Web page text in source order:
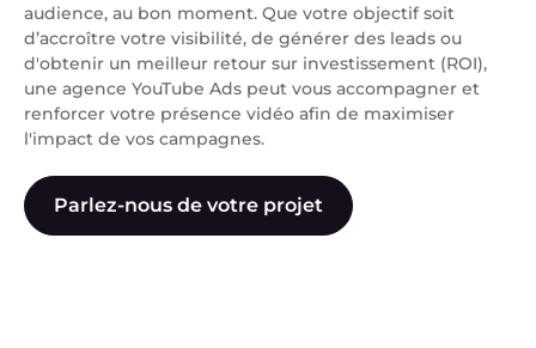
audience, au bon moment. Que votre objectif soit
d’accroître votre visibilité, de générer des leads ou
d'obtenir un meilleur retour sur investissement (ROI),
une agence YouTube Ads peut vous accompagner et
renforcer votre présence vidéo afin de maximiser
l'impact de vos campagnes.
Parlez-nous de votre projet